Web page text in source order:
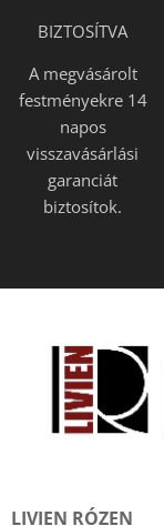
BIZTOSÍTVA
A megvásárolt
festményekre 14
napos
visszavásárlási
garanciát
biztosítok.
LIVIEN RÓZEN